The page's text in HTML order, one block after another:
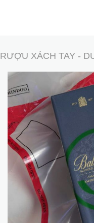
RƯỢU XÁCH TAY -